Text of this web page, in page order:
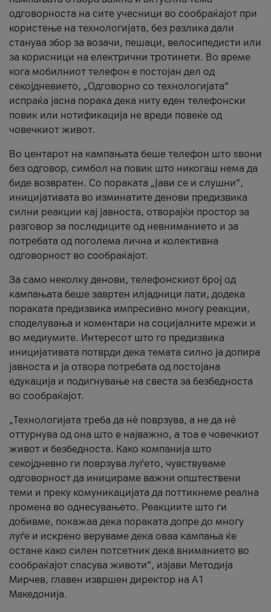
одговорноста на сите учесници во сообраќајот при
користење на технологијата, без разлика дали
станува збор за возачи, пешаци, велосипедисти или
за корисници на електрични тротинети. Во време
кога мобилниот телефон е постојан дел од
секојдневието, „Одговорно со технологијата“
испраќа јасна порака дека ниту еден телефонски
повик или нотификација не вреди повеќе од
човечкиот живот.
Во центарот на кампањата беше телефон што ѕвони
без одговор, симбол на повик што никогаш нема да
биде возвратен. Со пораката „Јави се и слушни“,
иницијативата во изминатите денови предизвика
силни реакции кај јавноста, отворајќи простор за
разговор за последиците од невниманието и за
потребата од поголема лична и колективна
одговорност во сообраќајот.
За само неколку денови, телефонскиот број од
кампањата беше завртен илјадници пати, додека
пораката предизвика импресивно многу реакции,
споделувања и коментари на социјалните мрежи и
во медиумите. Интересот што го предизвика
иницијативата потврди дека темата силно ја допира
јавноста и ја отвора потребата од постојана
едукација и подигнување на свеста за безбедноста
во сообраќајот.
„Технологијата треба да нè поврзува, а не да нè
оттурнува од она што е најважно, а тоа е човечкиот
живот и безбедноста. Како компанија што
секојдневно ги поврзува луѓето, чувствуваме
одговорност да иницираме важни општествени
теми и преку комуникацијата да поттикнеме реална
промена во однесувањето. Реакциите што ги
добивме, покажаа дека пораката допре до многу
луѓе и искрено веруваме дека оваа кампања ќе
остане како силен потсетник дека вниманието во
сообраќајот спасува животи“, изјави Методија
Мирчев, главен извршен директор на А1
Македонија.